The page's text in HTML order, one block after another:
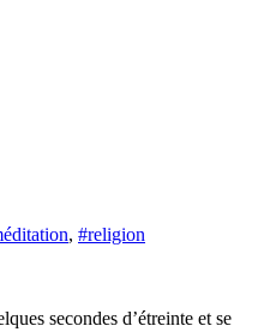
, #religion
secondes d’étreinte et se